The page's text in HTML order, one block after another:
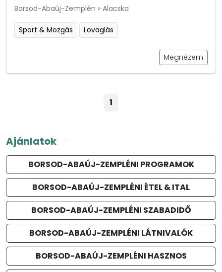
Borsod-Abaúj-Zemplén » Alacska
Sport & Mozgás Lovaglás
Megnézem
1
Ajánlatok
BORSOD-ABAÚJ-ZEMPLÉNI PROGRAMOK
BORSOD-ABAÚJ-ZEMPLÉNI ÉTEL & ITAL
BORSOD-ABAÚJ-ZEMPLÉNI SZABADIDŐ
BORSOD-ABAÚJ-ZEMPLÉNI LÁTNIVALÓK
BORSOD-ABAÚJ-ZEMPLÉNI HASZNOS